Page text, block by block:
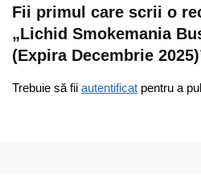
Fii primul care scrii o
„Lichid Smokemania
(Expira Decembrie
Trebuie să fii autentificat pentru a